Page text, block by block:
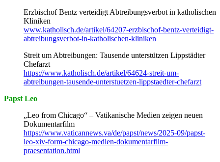
Erzbischof Bentz verteidigt Abtreibungsverbot in katholischen
Kliniken
www.katholisch.de/artikel/64207-erzbischof-bentz-verteidigt-
abtreibungsverbot-in-katholischen-kliniken
Streit um Abtreibungen: Tausende unterstützen Lippstädter
Chefarzt
https://www.katholisch.de/artikel/64624-streit-um-
abtreibungen-tausende-unterstuetzen-lippstaedter-chefarzt
Papst Leo
„Leo from Chicago“ – Vatikanische Medien zeigen neuen
Dokumentarfilm
https://www.vaticannews.va/de/papst/news/2025-09/papst-
leo-xiv-form-chicago-medien-dokumentarfilm-
praesentation.html